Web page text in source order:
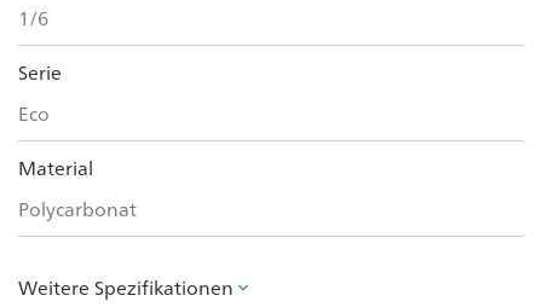
1/6
Serie
Eco
Material
Polycarbonat
Weitere Spezifikationen